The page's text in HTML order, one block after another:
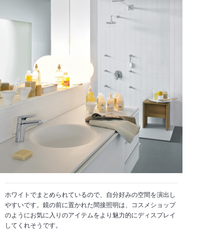
ホワイトでまとめられているので、自分好みの空間を演出し
やすいです。鏡の前に置かれた間接照明は、コスメショップ
のようにお気に入りのアイテムをより魅力的にディスプレイ
してくれそうです。